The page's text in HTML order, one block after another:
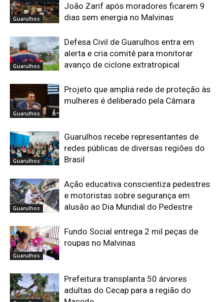
Guarulhos
João Zarif após moradores ficarem 9
dias sem energia no Malvinas
Guarulhos
Defesa Civil de Guarulhos entra em
alerta e cria comitê para monitorar
avanço de ciclone extratropical
Guarulhos
Projeto que amplia rede de proteção às
mulheres é deliberado pela Câmara
Guarulhos
Guarulhos recebe representantes de
redes públicas de diversas regiões do
Brasil
Guarulhos
Ação educativa conscientiza pedestres
e motoristas sobre segurança em
alusão ao Dia Mundial do Pedestre
Guarulhos
Fundo Social entrega 2 mil peças de
roupas no Malvinas
Prefeitura transplanta 50 árvores
adultas do Cecap para a região do